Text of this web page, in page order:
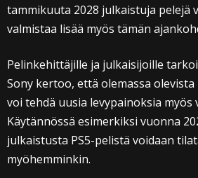
tammikuuta 2028 julkaistuja pelejä
valmistaa lisää myös tämän
Pelinkehittäjille ja julkaisijoille
Sony kertoo, että olemassa
voi tehdä uusia levypainoksia myös
Käytännössä esimerkiksi vuonna
julkaistusta PS5-pelistä voidaan
myöhemminkin.